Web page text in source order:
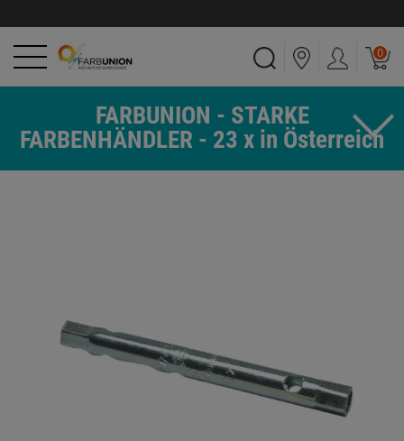
0
FARBUNION - STARKE
FARBENHÄNDLER - 23 x in Österreich